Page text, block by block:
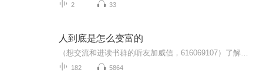
2 33
人到底是怎么变富的
182 5864